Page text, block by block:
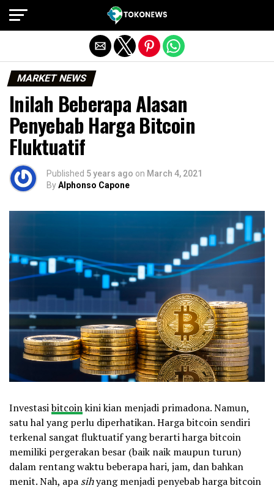
MARKET NEWS
Inilah Beberapa Alasan
Penyebab Harga Bitcoin
Fluktuatif
Published 5 years ago on March 4, 2021
ByAlphonso Capone
Investasibitcoinkini kian menjadi primadona. Namun,
satu hal yang perlu diperhatikan. Harga bitcoin sendiri
terkenal sangat fluktuatif yang berarti harga bitcoin
memiliki pergerakan besar (baik naik maupun turun)
dalam rentang waktu beberapa hari, jam, dan bahkan
menit. Nah, apa sihyang menjadi penyebab harga bitcoin
Exit mobile version